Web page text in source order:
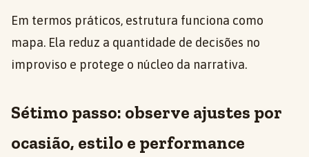
Em termos práticos, estrutura funciona como
mapa. Ela reduz a quantidade de decisões no
improviso e protege o núcleo da narrativa.
Sétimo passo: observe ajustes por
ocasião, estilo e performance